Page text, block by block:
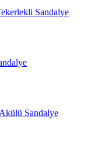
Sandalye
Sandalye